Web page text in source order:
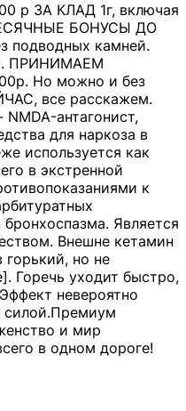
р ЗА КЛАД 1г, включая
БОНУСЫ ДО
подводных камней.
ПРИНИМАЕМ
Но можно и без
все расскажем.
антагонист,
для наркоза в
используется как
в экстренной
к
Является
Внешне кетамин
горький, но не
Горечь уходит быстро,
невероятно
силой.Премиум
и мир
в одном дороге!